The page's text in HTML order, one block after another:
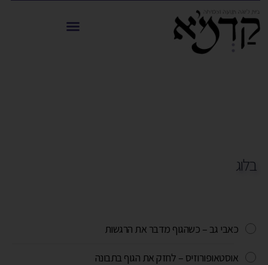
בלוג
כאבי גב – כשהגוף מדבר את הרגשות
אוסטאופורוזיס – לחזק את הגוף בתבונה